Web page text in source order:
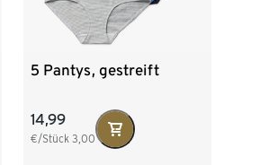
5 Pantys, gestreift
14,99
€/Stück3,00